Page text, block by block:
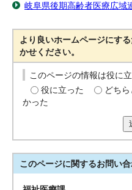
岐阜県後期高齢者医療広域
より良いホームページにす
かせください。
このページの情報は役に
役に立った
どち
かった
このページに関するお問い